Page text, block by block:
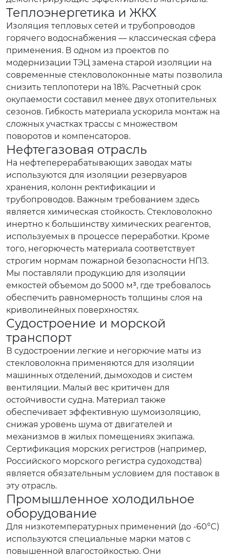
Теплоэнергетика и ЖКХ
Изоляция тепловых сетей и трубопроводов
горячего водоснабжения — классическая сфера
применения. В одном из проектов по
модернизации ТЭЦ замена старой изоляции на
современные стекловолоконные маты позволила
снизить теплопотери на 18%. Расчетный срок
окупаемости составил менее двух отопительных
сезонов. Гибкость материала ускорила монтаж на
сложных участках трассы с множеством
поворотов и компенсаторов.
Нефтегазовая отрасль
На нефтеперерабатывающих заводах маты
используются для изоляции резервуаров
хранения, колонн ректификации и
трубопроводов. Важным требованием здесь
является химическая стойкость. Стекловолокно
инертно к большинству химических реагентов,
используемых в процессе переработки. Кроме
того, негорючесть материала соответствует
строгим нормам пожарной безопасности НПЗ.
Мы поставляли продукцию для изоляции
емкостей объемом до 5000 м³, где требовалось
обеспечить равномерность толщины слоя на
криволинейных поверхностях.
Судостроение и морской
транспорт
В судостроении легкие и негорючие маты из
стекловолокна применяются для изоляции
машинных отделений, дымоходов и систем
вентиляции. Малый вес критичен для
остойчивости судна. Материал также
обеспечивает эффективную шумоизоляцию,
снижая уровень шума от двигателей и
механизмов в жилых помещениях экипажа.
Сертификация морских регистров (например,
Российского морского регистра судоходства)
является обязательным условием для поставок в
эту отрасль.
Промышленное холодильное
оборудование
Для низкотемпературных применений (до -60°C)
используются специальные марки матов с
повышенной влагостойкостью. Они